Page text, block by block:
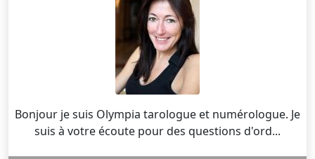
Bonjour je suis Olympia tarologue et numérologue. Je
suis à votre écoute pour des questions d'ord...